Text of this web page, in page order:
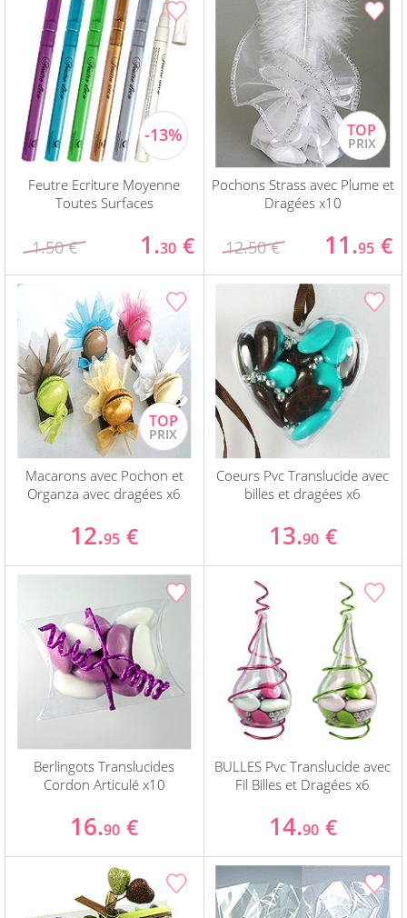
Feutre Ecriture Moyenne
Toutes Surfaces
1.50 € 1.30 €
Pochons Strass avec Plume et
Dragées x10
12.50 € 11.95 €
Macarons avec Pochon et
Organza avec dragées x6
12.95 €
Coeurs Pvc Translucide avec
billes et dragées x6
13.90 €
Berlingots Translucides
Cordon Articulé x10
16.90 €
BULLES Pvc Translucide avec
Fil Billes et Dragées x6
14.90 €